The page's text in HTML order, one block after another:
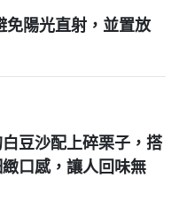
陽光直射，並置放
豆沙配上碎栗子，搭
口感，讓人回味無